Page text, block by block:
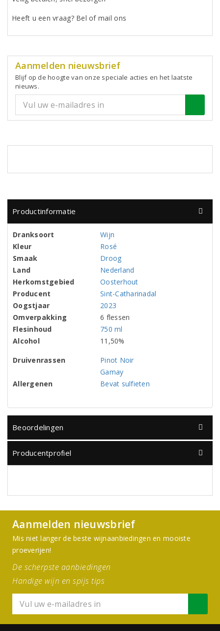
Heeft u een vraag? Bel of mail ons
Aanmelden nieuwsbrief
Blijf op de hoogte van onze speciale acties en het laatste
nieuws.
Productinformatie
Dranksoort
Wijn
Kleur
Rosé
Smaak
Droog
Land
Nederland
Herkomstgebied
Oosterhout
Producent
Sint-Catharinadal
Oogstjaar
2023
Omverpakking
6 flessen
Flesinhoud
750 ml
Alcohol
11,50%
Druivenrassen
Pinot Noir
Gamay
Allergenen
Bevat sulfieten
Beoordelingen
Producentprofiel
Aanmelden nieuwsbrief
Mis niet langer de beste wijnaanbiedingen en mooiste
proeverijen!
De scherpste aanbiedingen
Handige wijn en spijs tips